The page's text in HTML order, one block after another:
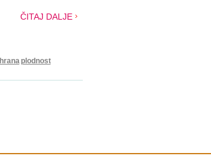
ČITAJ DALJE
hrana plodnost